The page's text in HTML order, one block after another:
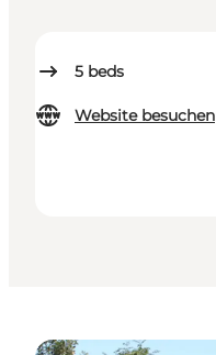
5 beds
Website besuchen